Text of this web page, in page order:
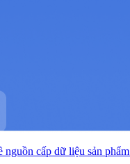
nguồn cấp dữ liệu sản phẩm